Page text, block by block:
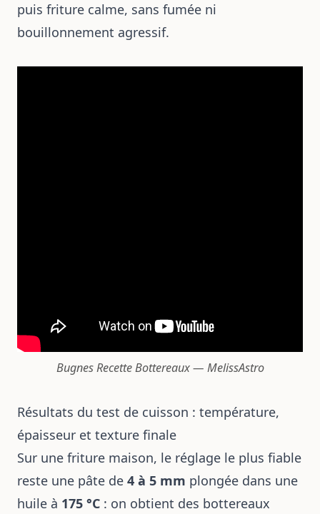
puis friture calme, sans fumée ni
bouillonnement agressif.
Bugnes Recette Bottereaux — MelissAstro
Résultats du test de cuisson : température,
épaisseur et texture finale
Sur une friture maison, le réglage le plus fiable
reste une pâte de 4 à 5 mm plongée dans une
huile à 175 °C : on obtient des bottereaux